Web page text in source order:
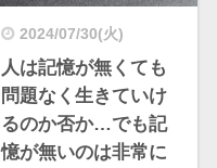
2024/07/30(火)
人は記憶が無くても
問題なく生きていけ
るのか否か…でも記
憶が無いのは非常に